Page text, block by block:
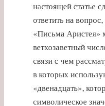
настоящей статье
ответить на вопрос,
«Письма Аристея»
ветхозаветный
связи с чем
в которых
«двенадцать»,
символическое